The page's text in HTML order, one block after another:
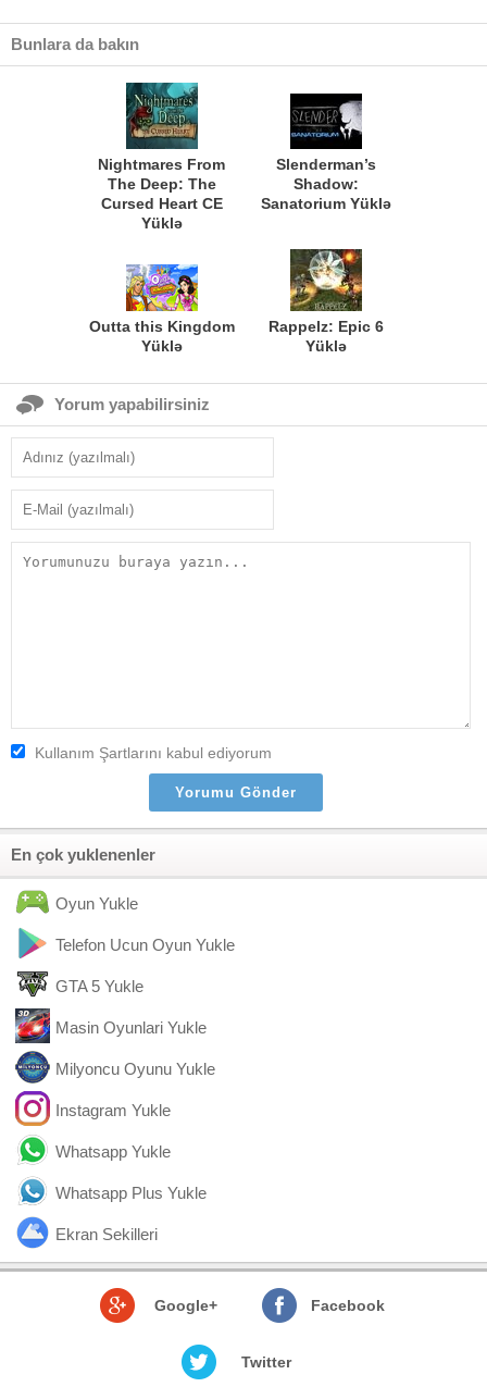
Bunlara da bakın
Nightmares From
The Deep: The
Cursed Heart CE
Yüklə
Slenderman’s
Shadow:
Sanatorium Yüklə
Outta this Kingdom
Yüklə
Rappelz: Epic 6
Yüklə
Yorum yapabilirsiniz
Kullanım Şartlarını kabul ediyorum
En çok yuklenenler
Oyun Yukle
Telefon Ucun Oyun Yukle
GTA 5 Yukle
Masin Oyunlari Yukle
Milyoncu Oyunu Yukle
Instagram Yukle
Whatsapp Yukle
Whatsapp Plus Yukle
Ekran Sekilleri
Google+ Facebook
Twitter